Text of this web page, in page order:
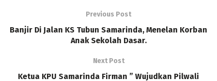
Previous Post
Banjir Di Jalan KS Tubun Samarinda, Menelan Korban
Anak Sekolah Dasar.
Next Post
Ketua KPU Samarinda Firman ” Wujudkan Pilwali